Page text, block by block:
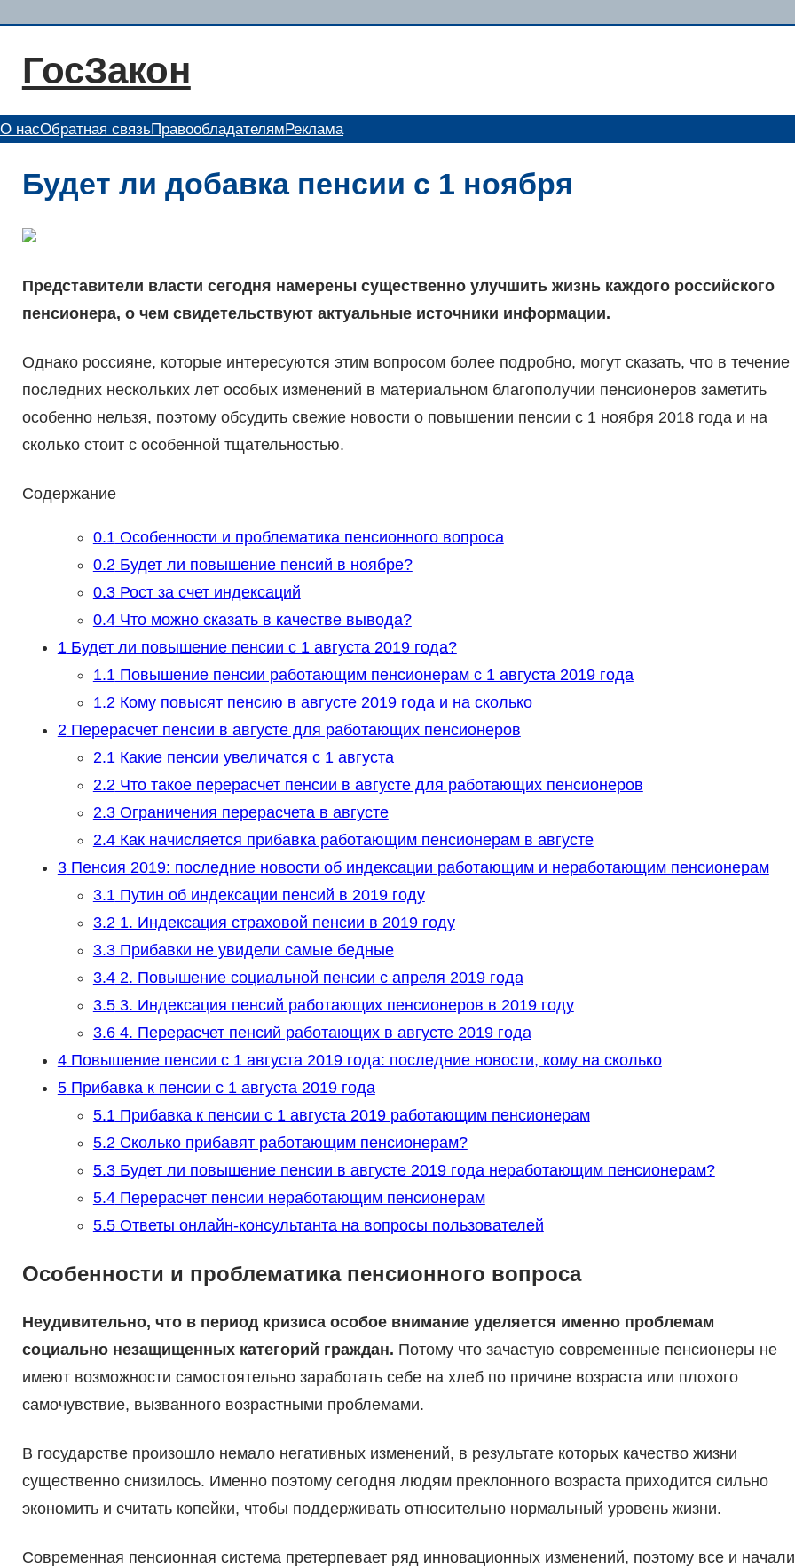
содержимому
ГосЗакон
О насОбратная связьПравообладателям Реклама
Будет ли добавка пенсии с 1 ноября
Представители власти сегодня намерены существенно улучшить жизнь каждого российского
пенсионера, о чем свидетельствуют актуальные источники информации.
Однако россияне, которые интересуются этим вопросом более подробно, могут сказать, что в течение
последних нескольких лет особых изменений в материальном благополучии пенсионеров заметить
особенно нельзя, поэтому обсудить свежие новости о повышении пенсии с 1 ноября 2018 года и на
сколько стоит с особенной тщательностью.
Содержание
0.1Особенности и проблематика пенсионного вопроса
0.2Будет ли повышение пенсий в ноябре?
0.3Рост за счет индексаций
0.4Что можно сказать в качестве вывода?
1Будет ли повышение пенсии с 1 августа 2019 года?
1.1Повышение пенсии работающим пенсионерам с 1 августа 2019 года
1.2Кому повысят пенсию в августе 2019 года и на сколько
2Перерасчет пенсии в августе для работающих пенсионеров
2.1Какие пенсии увеличатся с 1 августа
2.2Что такое перерасчет пенсии в августе для работающих пенсионеров
2.3Ограничения перерасчета в августе
2.4Как начисляется прибавка работающим пенсионерам в августе
3Пенсия 2019: последние новости об индексации работающим и неработающим пенсионерам
3.1Путин об индексации пенсий в 2019 году
3.21. Индексация страховой пенсии в 2019 году
3.3Прибавки не увидели самые бедные
3.42. Повышение социальной пенсии с апреля 2019 года
3.53. Индексация пенсий работающих пенсионеров в 2019 году
3.64. Перерасчет пенсий работающих в августе 2019 года
4Повышение пенсии с 1 августа 2019 года: последние новости, кому на сколько
5Прибавка к пенсии с 1 августа 2019 года
5.1Прибавка к пенсии с 1 августа 2019 работающим пенсионерам
5.2Сколько прибавят работающим пенсионерам?
5.3Будет ли повышение пенсии в августе 2019 года неработающим пенсионерам?
5.4Перерасчет пенсии неработающим пенсионерам
5.5Ответы онлайн-консультанта на вопросы пользователей
Особенности и проблематика пенсионного вопроса
Неудивительно, что в период кризиса особое внимание уделяется именно проблемам
социально незащищенных категорий граждан. Потому что зачастую современные пенсионеры не
имеют возможности самостоятельно заработать себе на хлеб по причине возраста или плохого
самочувствие, вызванного возрастными проблемами.
В государстве произошло немало негативных изменений, в результате которых качество жизни
существенно снизилось. Именно поэтому сегодня людям преклонного возраста приходится сильно
экономить и считать копейки, чтобы поддерживать относительно нормальный уровень жизни.
Современная пенсионная система претерпевает ряд инновационных изменений, поэтому все и начали